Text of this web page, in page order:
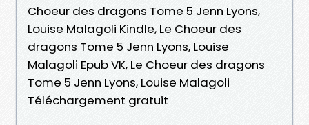
Choeur des dragons Tome 5 Jenn Lyons,
Louise Malagoli Kindle, Le Choeur des
dragons Tome 5 Jenn Lyons, Louise
Malagoli Epub VK, Le Choeur des dragons
Tome 5 Jenn Lyons, Louise Malagoli
Téléchargement gratuit